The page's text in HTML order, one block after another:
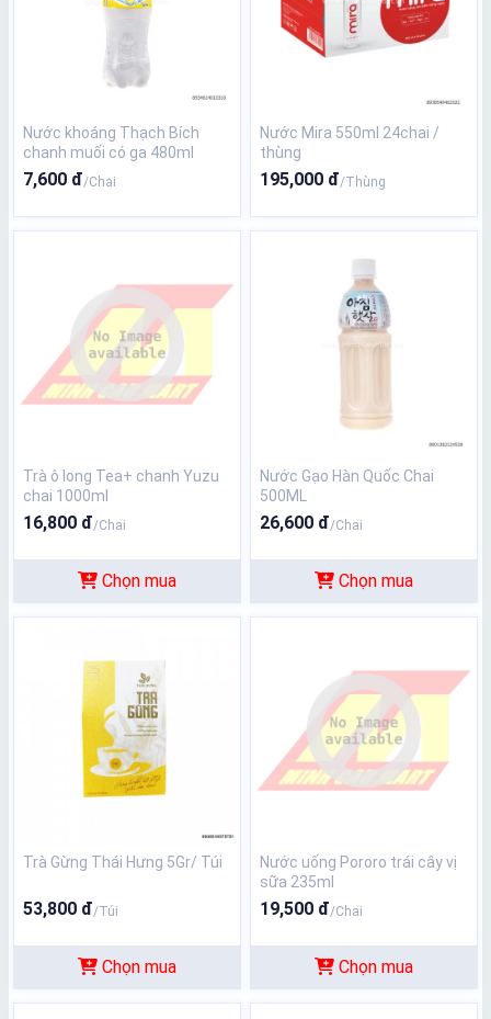
Nước khoáng Thạch Bích
chanh muối có ga 480ml
7,600 đ/Chai
Nước Mira 550ml 24chai /
thùng
195,000 đ/Thùng
Trà ô long Tea+ chanh Yuzu
chai 1000ml
16,800 đ/Chai
Chọn mua
Nước Gạo Hàn Quốc Chai
500ML
26,600 đ/Chai
Chọn mua
Trà Gừng Thái Hưng 5Gr/ Túi
53,800 đ/Túi
Chọn mua
Nước uống Pororo trái cây vị
sữa 235ml
19,500 đ/Chai
Chọn mua